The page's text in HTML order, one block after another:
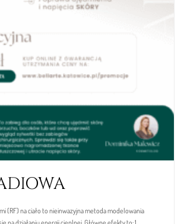
(RF) na ciało to nieinwazyjna metoda modelowania